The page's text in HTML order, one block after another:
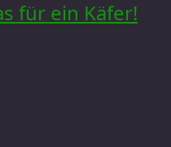
für ein Käfer!